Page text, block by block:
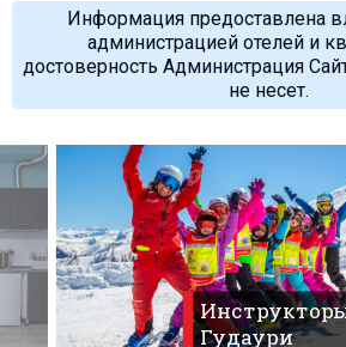
Информация предоставлена
администрацией отелей и
достоверность Администрация
не несет.
Гудаури